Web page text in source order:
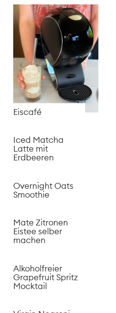
Eiscafé
Iced Matcha
Latte mit
Erdbeeren
Overnight Oats
Smoothie
Mate Zitronen
Eistee selber
machen
Alkoholfreier
Grapefruit Spritz
Mocktail